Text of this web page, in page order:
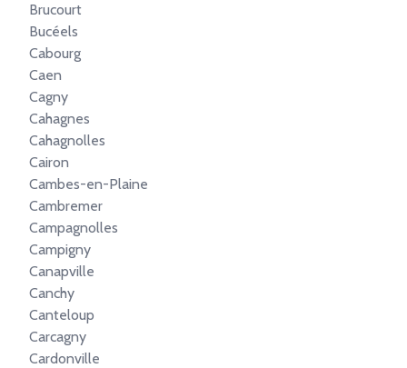
Brucourt
Bucéels
Cabourg
Caen
Cagny
Cahagnes
Cahagnolles
Cairon
Cambes-en-Plaine
Cambremer
Campagnolles
Campigny
Canapville
Canchy
Canteloup
Carcagny
Cardonville